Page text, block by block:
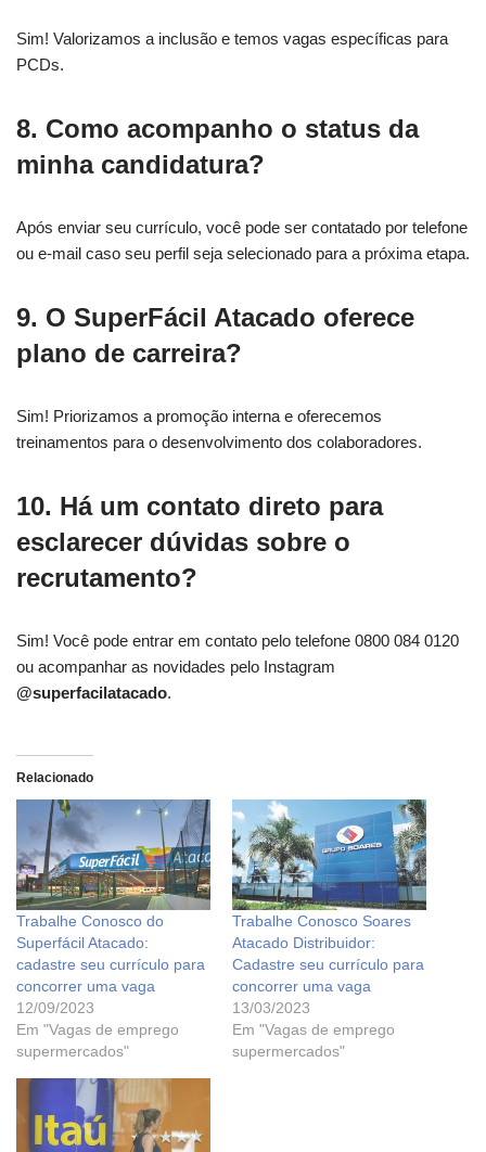
Sim! Valorizamos a inclusão e temos vagas específicas para
PCDs.
8. Como acompanho o status da
minha candidatura?
Após enviar seu currículo, você pode ser contatado por telefone
ou e-mail caso seu perfil seja selecionado para a próxima etapa.
9. O SuperFácil Atacado oferece
plano de carreira?
Sim! Priorizamos a promoção interna e oferecemos
treinamentos para o desenvolvimento dos colaboradores.
10. Há um contato direto para
esclarecer dúvidas sobre o
recrutamento?
Sim! Você pode entrar em contato pelo telefone 0800 084 0120
ou acompanhar as novidades pelo Instagram
@superfacilatacado.
Relacionado
Trabalhe Conosco do
Superfácil Atacado:
cadastre seu currículo para
concorrer uma vaga
12/09/2023
Em "Vagas de emprego
supermercados"
Trabalhe Conosco Soares
Atacado Distribuidor:
Cadastre seu currículo para
concorrer uma vaga
13/03/2023
Em "Vagas de emprego
supermercados"